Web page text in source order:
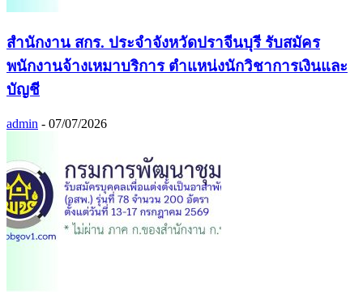
สำนักงาน สกร. ประจำจังหวัดปราจีนบุรี รับสมัคร
พนักงานจ้างเหมาบริการ ตำแหน่งนักวิชาการเงินและ
บัญชี
admin - 07/07/2026